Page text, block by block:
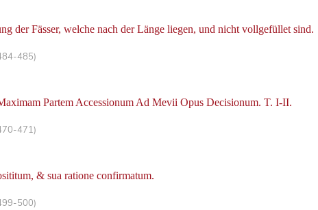
der Fässer, welche nach der Länge liegen, und nicht vollgefüllet sind.
485)
Partem Accessionum Ad Mevii Opus Decisionum. T. I-II.
471)
& sua ratione confirmatum.
500)